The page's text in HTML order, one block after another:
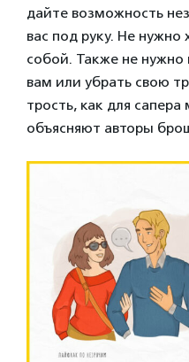
дайте возможность
вас под руку. Не нужно
собой. Также не нужно
вам или убрать свою
трость, как для
объясняют авторы